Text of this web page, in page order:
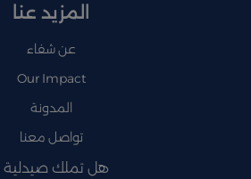
المزيد عنا
عن شفاء
Our Impact
المدونة
تواصل معنا
هل تملك صيدلية